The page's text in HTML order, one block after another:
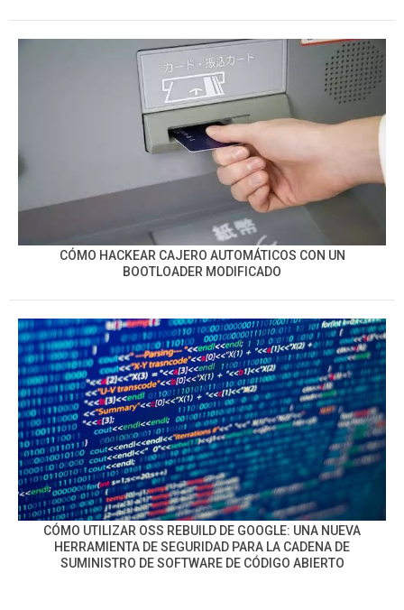
CÓMO HACKEAR CAJERO AUTOMÁTICOS CON UN
BOOTLOADER MODIFICADO
CÓMO UTILIZAR OSS REBUILD DE GOOGLE: UNA NUEVA
HERRAMIENTA DE SEGURIDAD PARA LA CADENA DE
SUMINISTRO DE SOFTWARE DE CÓDIGO ABIERTO